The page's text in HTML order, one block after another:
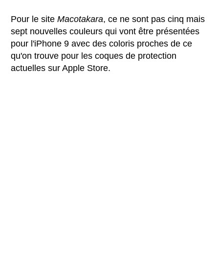
Pour le siteMacotakara, ce ne sont pas cinq mais
sept nouvelles couleurs qui vont être présentées
pour l'iPhone 9 avec des coloris proches de ce
qu'on trouve pour les coques de protection
actuelles sur Apple Store.